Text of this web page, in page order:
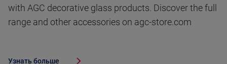
with AGC decorative glass products. Discover the full
range and other accessories on agc-store.com
Узнать больше